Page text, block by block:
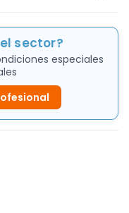
sector?
especiales